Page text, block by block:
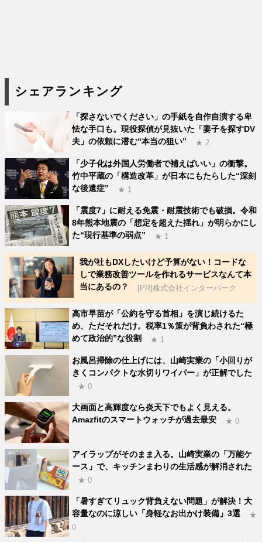
シェアランキング
「探さないでください」の手紙を自作自演する卑
怯な手口も。現役探偵が見抜いた「妻子を探すDV
夫」の依頼に潜む“本当の狙い”
★ 2
「少子化は外国人労働者で補えばいい」の衝撃。
竹中平蔵の「構造改革」が日本にもたらした“深刻
な後遺症”
★ 1
「震度7」に耐える免震・耐震技術でも破損。令和
8年熊本地震の「想定を超えた揺れ」が明らかにし
た“現行基準の弱点”
★ 1
我が社もDXしたいけど予算がない！コードな
しで業務改善ツールを作れるサービスなんて本
当にあるの？
[PR]株式会社インターパーク
高市早苗が「公約を守る首相」を演じ続けるた
め、ただそれだけ。税率1％策が背負わされた“極
めて政治的”な役割
★ 1
お風呂掃除の仕上げには、山崎実業の「小回りが
きくコンパクトな水切りワイパー」が正解でした
★ 0
大画面と高輝度なら炎天下でもよく見える。
Amazfitのスマートウォッチが過去最安
★ 0
アイラップがそのまま入る。山崎実業の「万能ケ
ース」で、キッチンまわりの生活感が解消された
★ 0
「暑すぎてリュック背負えない問題」が解決！大
容量なのに涼しい「身軽なお出かけ装備」3選
★
0